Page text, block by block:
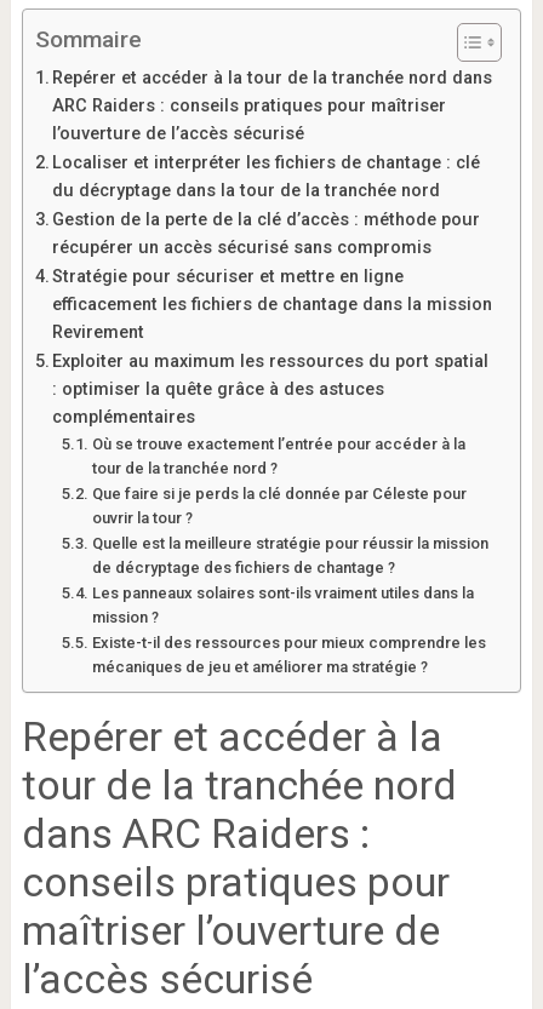
Sommaire
Repérer et accéder à la tour de la tranchée nord dans
ARC Raiders : conseils pratiques pour maîtriser
l’ouverture de l’accès sécurisé
Localiser et interpréter les fichiers de chantage : clé
du décryptage dans la tour de la tranchée nord
Gestion de la perte de la clé d’accès : méthode pour
récupérer un accès sécurisé sans compromis
Stratégie pour sécuriser et mettre en ligne
efficacement les fichiers de chantage dans la mission
Revirement
Exploiter au maximum les ressources du port spatial
: optimiser la quête grâce à des astuces
complémentaires
Où se trouve exactement l’entrée pour accéder à la
tour de la tranchée nord ?
Que faire si je perds la clé donnée par Céleste pour
ouvrir la tour ?
Quelle est la meilleure stratégie pour réussir la mission
de décryptage des fichiers de chantage ?
Les panneaux solaires sont-ils vraiment utiles dans la
mission ?
Existe-t-il des ressources pour mieux comprendre les
mécaniques de jeu et améliorer ma stratégie ?
Repérer et accéder à la
tour de la tranchée nord
dans ARC Raiders :
conseils pratiques pour
maîtriser l’ouverture de
l’accès sécurisé